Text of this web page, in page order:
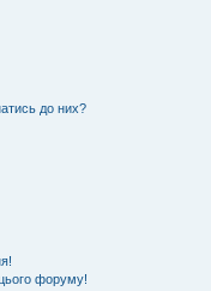
до них?
форуму!